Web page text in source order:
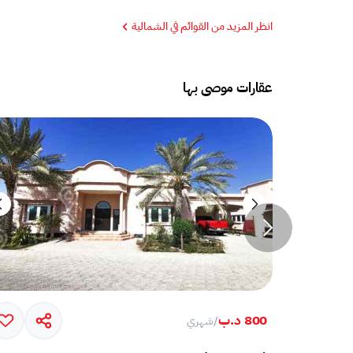
انظر المزيد من القوائم في الشمالية
عقارات موصى بها
800 د.ب /شهري